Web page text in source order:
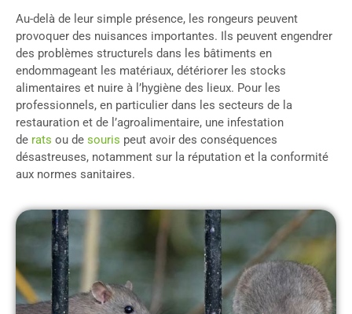
Au-delà de leur simple présence, les rongeurs peuvent
provoquer des nuisances importantes. Ils peuvent engendrer
des problèmes structurels dans les bâtiments en
endommageant les matériaux, détériorer les stocks
alimentaires et nuire à l’hygiène des lieux. Pour les
professionnels, en particulier dans les secteurs de la
restauration et de l’agroalimentaire, une infestation
de rats ou de souris peut avoir des conséquences
désastreuses, notamment sur la réputation et la conformité
aux normes sanitaires.